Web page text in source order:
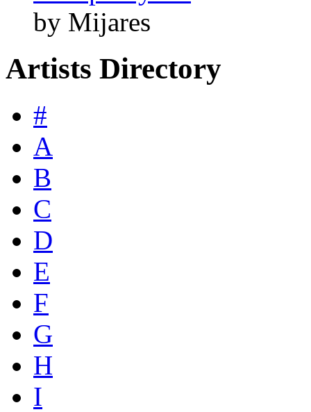
by Mijares
Artists Directory
#
A
B
C
D
E
F
G
H
I